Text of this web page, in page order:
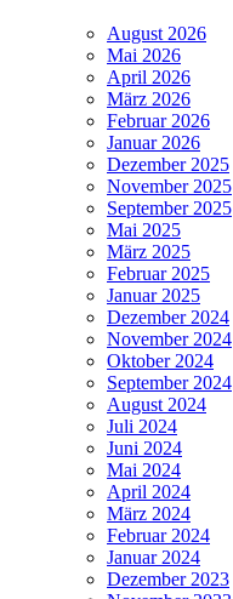
August 2026
Mai 2026
April 2026
März 2026
Februar 2026
Januar 2026
Dezember 2025
November 2025
September 2025
Mai 2025
März 2025
Februar 2025
Januar 2025
Dezember 2024
November 2024
Oktober 2024
September 2024
August 2024
Juli 2024
Juni 2024
Mai 2024
April 2024
März 2024
Februar 2024
Januar 2024
Dezember 2023